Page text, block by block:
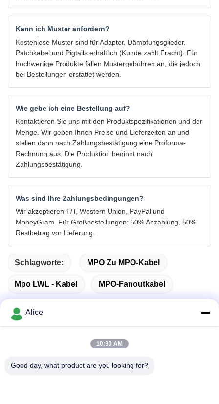
Kann ich Muster anfordern?
Kostenlose Muster sind für Adapter, Dämpfungsglieder,
Patchkabel und Pigtails erhältlich (Kunde zahlt Fracht). Für
hochwertige Produkte fallen Mustergebühren an, die jedoch
bei Bestellungen erstattet werden.
Wie gebe ich eine Bestellung auf?
Kontaktieren Sie uns mit den Produktspezifikationen und der
Menge. Wir geben Ihnen Preise und Lieferzeiten an und
stellen dann nach Zahlungsbestätigung eine Proforma-
Rechnung aus. Die Produktion beginnt nach
Zahlungsbestätigung.
Was sind Ihre Zahlungsbedingungen?
Wir akzeptieren T/T, Western Union, PayPal und
MoneyGram. Für Großbestellungen: 50% Anzahlung, 50%
Restbetrag vor Lieferung.
Schlagworte: MPO Zu MPO-Kabel
Mpo LWL - Kabel MPO-Fanoutkabel
Schnelle Kontaktaufnahme
Anschrift
Alice
10:30 AM
Good day, what product are you looking for?